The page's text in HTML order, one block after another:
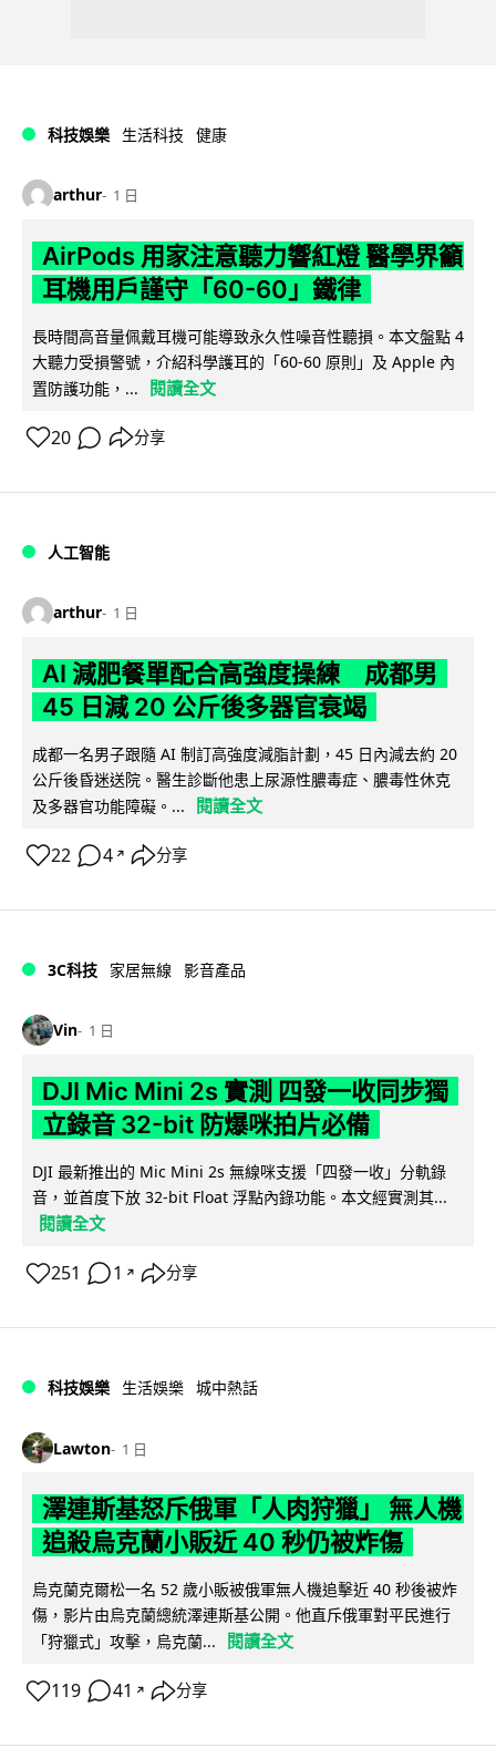
科技娛樂 生活科技 健康
arthur 1 日
AirPods 用家注意聽力響紅燈 醫學界籲
耳機用戶謹守「60-60」鐵律
長時間高音量佩戴耳機可能導致永久性噪音性聽損。本文盤點 4
大聽力受損警號，介紹科學護耳的「60-60 原則」及 Apple 內
置防護功能，...
閱讀全文
20 分享
人工智能
arthur 1 日
AI 減肥餐單配合高強度操練 成都男
45 日減 20 公斤後多器官衰竭
成都一名男子跟隨 AI 制訂高強度減脂計劃，45 日內減去約 20
公斤後昏迷送院。醫生診斷他患上尿源性膿毒症、膿毒性休克
及多器官功能障礙。...
閱讀全文
22 4 ↗ 分享
3C科技 家居無線 影音產品
Vin 1 日
DJI Mic Mini 2s 實測 四發一收同步獨
立錄音 32-bit 防爆咪拍片必備
DJI 最新推出的 Mic Mini 2s 無線咪支援「四發一收」分軌錄
音，並首度下放 32-bit Float 浮點內錄功能。本文經實測其...
閱讀全文
251 1 ↗ 分享
科技娛樂 生活娛樂 城中熱話
Lawton 1 日
澤連斯基怒斥俄軍「人肉狩獵」 無人機
追殺烏克蘭小販近 40 秒仍被炸傷
烏克蘭克爾松一名 52 歲小販被俄軍無人機追擊近 40 秒後被炸
傷，影片由烏克蘭總統澤連斯基公開。他直斥俄軍對平民進行
「狩獵式」攻擊，烏克蘭...
閱讀全文
119 41 ↗ 分享